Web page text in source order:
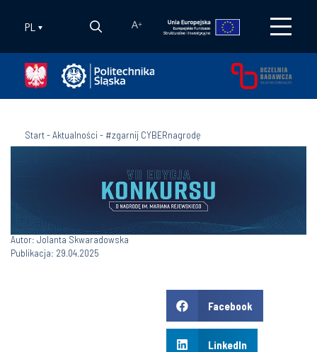
PL A+
Start-Aktualności- #zgarnij CYBERnagrodę
Autor: Jolanta Skwaradowska
Publikacja: 29.04.2025
Facebook
LinkedIn